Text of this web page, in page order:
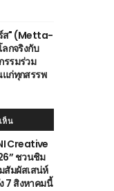
ร์ส" (Metta-
กจริงกับ
รรมร่วม
แก่ทุกสรรพ
ห็น
Creative
ชวนชิม
สัมผัสเสน่ห์
7 สิงหาคมนี้